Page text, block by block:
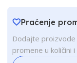
Praćenje
Dodajte
promene u količini i